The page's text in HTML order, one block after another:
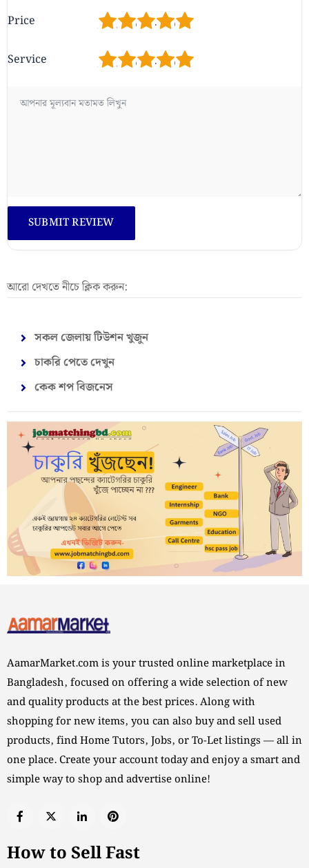
Price 5
4
3
2
Service 5
4
3
2
আরো দেখতে নীচে ক্লিক করুন:
সকল জেলায় টিউশন খুজুন
চাকরি পেতে দেখুন
কেক শপ বিজনেস
AamarMarket.com is your trusted online marketplace in
Bangladesh, focused on offering a wide selection of new
and quality products at the best prices. Along with
shopping for new items, you can also buy and sell used
products, find Home Tutors, Jobs, or To-Let listings — all in
one place. Create your account today and enjoy a smart and
simple way to shop and advertise online!
How to Sell Fast